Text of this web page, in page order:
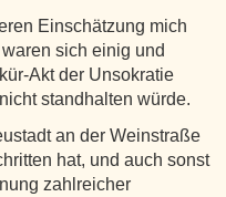
Einschätzung mich
sich einig und
Akt der Unsokratie
standhalten würde.
an der Weinstraße
hat, und auch sonst
zahlreicher